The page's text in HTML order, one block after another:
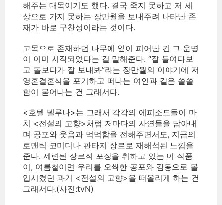
해주는 대목이기도 했다. 결국 죽지 못하고 저 세
상으로 가지 못하는 장만월을 보내주려 나타난 존
재가 바로 구찬성이라는 것이다.
고목으로 존재하던 나무에 잎이 피어난 건 그 운명
이 이미 시작되었다는 걸 말해준다. “잘 들여다보
고 돌보다가 잘 보내봐”라는 장만월의 이야기에 저
영혼결혼식을 포기하고 떠나는 여인과 같은 쓸쓸
함이 묻어나는 건 그래서다.
<호텔 델루나>는 그래서 각각의 에피소드들이 마
치 <전설의 고향>처럼 저마다의 사연들을 담아내
며 공포와 웃음과 먹먹함을 전해주면서도, 지금의
로맨틱 코미디나 판타지 장르로 재해석된 느낌을
준다. 세련된 장르적 포장을 취하고 있는 이 작품
이, 여름철이면 우리를 오싹한 공포와 감동으로 몰
입시켰던 과거 <전설의 고향>을 떠올리게 하는 건
그래서다.(사진:tvN)